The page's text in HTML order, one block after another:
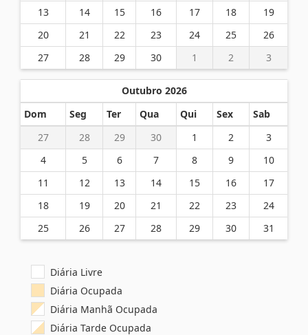
13 14 15 16 17 18
19
20
21 22 23 24 25
26
27
28 29 30 1 2 3
Outubro 2026
Dom
Seg Ter Qua Qui Sex
Sab
27
28 29 30 1 2
3
4
5 6 7 8 9
10
11
12 13 14 15 16
17
18
19 20 21 22 23
24
25
26 27 28 29 30 31
Diária Livre
Diária Ocupada
Diária Manhã Ocupada
Diária Tarde Ocupada